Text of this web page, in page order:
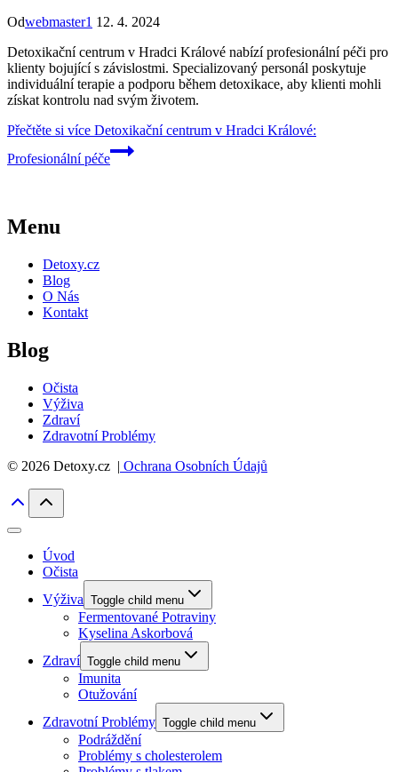
Odwebmaster1 12. 4. 2024
Detoxikační centrum v Hradci Králové nabízí profesionální péči pro
klienty bojující s závislostmi. Specializovaný personál poskytuje
individuální terapie a podporu během detoxikace, aby klienti mohli
získat kontrolu nad svým životem.
Přečtěte si více Detoxikační centrum v Hradci Králové:
Profesionální péče
Menu
Detoxy.cz
Blog
O Nás
Kontakt
Blog
Očista
Výživa
Zdraví
Zdravotní Problémy
© 2026 Detoxy.cz | Ochrana Osobních Údajů
Úvod
Očista
Výživa Toggle child menu
Fermentované Potraviny
Kyselina Askorbová
Zdraví Toggle child menu
Imunita
Otužování
Zdravotní Problémy Toggle child menu
Podráždění
Problémy s cholesterolem